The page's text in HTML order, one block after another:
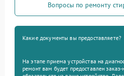
Вопросы по ремонту
Какие документы вы предоставляете?
На этапе приема устройства на
ремонт вам будет предоставлен